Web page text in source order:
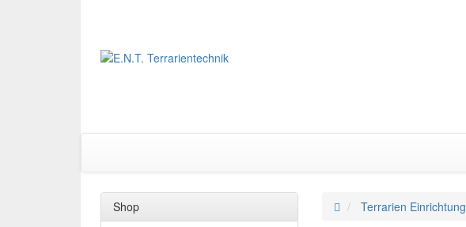
Terrarien Einrichtung
Shop